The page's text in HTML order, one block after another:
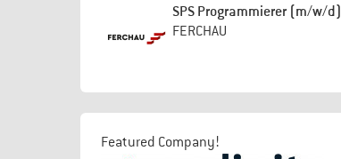
SPS Programmierer (m/w/d)
FERCHAU
Featured Company!